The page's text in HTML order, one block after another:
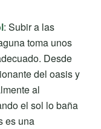
: Subir a las
toma unos
Desde
del oasis y
al
el sol lo baña
es una